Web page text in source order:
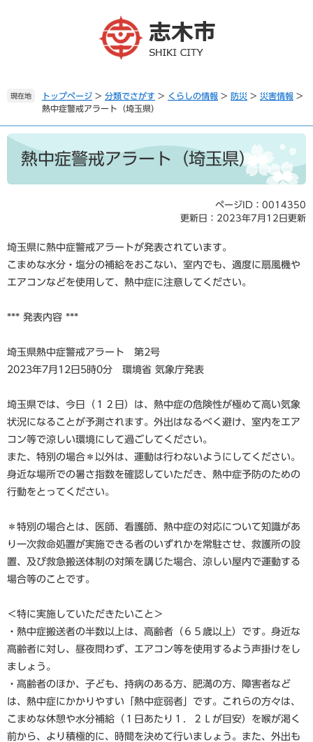
。
て
本
現在地 トップページ > 分類でさがす > くらしの情報 > 防災 > 災害情報 >
熱中症警戒アラート（埼玉県）
本
熱中症警戒アラート（埼玉県）
ページID：0014350
更新日：2023年7月12日更新
埼玉県に熱中症警戒アラートが発表されています。
こまめな水分・塩分の補給をおこない、室内でも、適度に扇風機や
エアコンなどを使用して、熱中症に注意してください。
*** 発表内容 ***
埼玉県熱中症警戒アラート 第2号
2023年7月12日5時0分 環境省 気象庁発表
埼玉県では、今日（１２日）は、熱中症の危険性が極めて高い気象
状況になることが予測されます。外出はなるべく避け、室内をエア
コン等で涼しい環境にして過ごしてください。
また、特別の場合＊以外は、運動は行わないようにしてください。
身近な場所での暑さ指数を確認していただき、熱中症予防のための
行動をとってください。
＊特別の場合とは、医師、看護師、熱中症の対応について知識があ
り一次救命処置が実施できる者のいずれかを常駐させ、救護所の設
置、及び救急搬送体制の対策を講じた場合、涼しい屋内で運動する
場合等のことです。
＜特に実施していただきたいこと＞
・熱中症搬送者の半数以上は、高齢者（６５歳以上）です。身近な
高齢者に対し、昼夜問わず、エアコン等を使用するよう声掛けをし
ましょう。
・高齢者のほか、子ども、持病のある方、肥満の方、障害者など
は、熱中症にかかりやすい「熱中症弱者」です。これらの方々は、
こまめな休憩や水分補給（１日あたり１．２Ｌが目安）を喉が渇く
前から、より積極的に、時間を決めて行いましょう。また、外出も